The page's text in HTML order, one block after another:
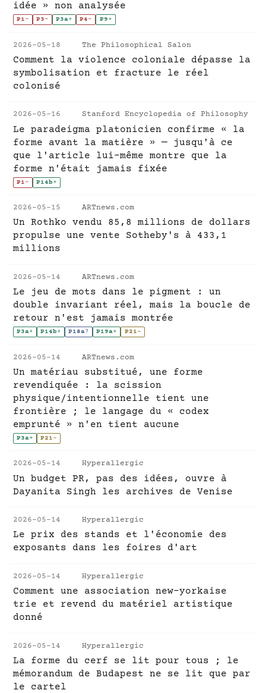
idée » non analysée
P1- P3- P3a+ P4- P9+
2026-05-18 The Philosophical Salon
Comment la violence coloniale dépasse la
symbolisation et fracture le réel
colonisé
2026-05-16 Stanford Encyclopedia of Philosophy
Le paradeigma platonicien confirme « la
forme avant la matière » — jusqu'à ce
que l'article lui-même montre que la
forme n'était jamais fixée
P1- P14b+
2026-05-15 ARTnews.com
Un Rothko vendu 85,8 millions de dollars
propulse une vente Sotheby's à 433,1
millions
2026-05-14 ARTnews.com
Le jeu de mots dans le pigment : un
double invariant réel, mais la boucle de
retour n'est jamais montrée
P3a+ P14b+ P18a? P19a+ P21~
2026-05-14 ARTnews.com
Un matériau substitué, une forme
revendiquée : la scission
physique/intentionnelle tient une
frontière ; le langage du « codex
emprunté » n'en tient aucune
P3a+ P21~
2026-05-14 Hyperallergic
Un budget PR, pas des idées, ouvre à
Dayanita Singh les archives de Venise
2026-05-14 Hyperallergic
Le prix des stands et l'économie des
exposants dans les foires d'art
2026-05-14 Hyperallergic
Comment une association new-yorkaise
trie et revend du matériel artistique
donné
2026-05-14 Hyperallergic
La forme du cerf se lit pour tous ; le
mémorandum de Budapest ne se lit que par
le cartel